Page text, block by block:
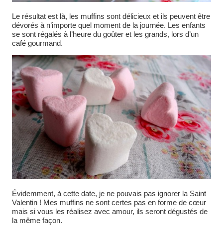
Le résultat est là, les muffins sont délicieux et ils peuvent être
dévorés à n’importe quel moment de la journée. Les enfants
se sont régalés à l’heure du goûter et les grands, lors d’un
café gourmand.
Évidemment, à cette date, je ne pouvais pas ignorer la Saint
Valentin ! Mes muffins ne sont certes pas en forme de cœur
mais si vous les réalisez avec amour, ils seront dégustés de
la même façon.